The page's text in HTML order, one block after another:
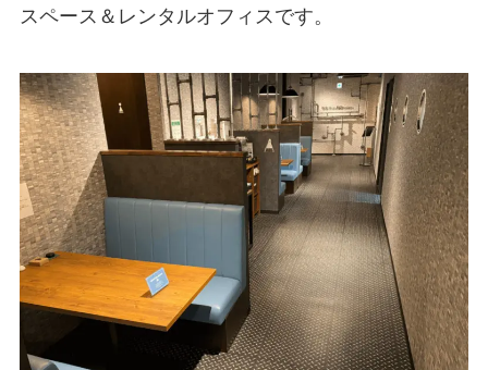
スペース＆レンタルオフィスです。